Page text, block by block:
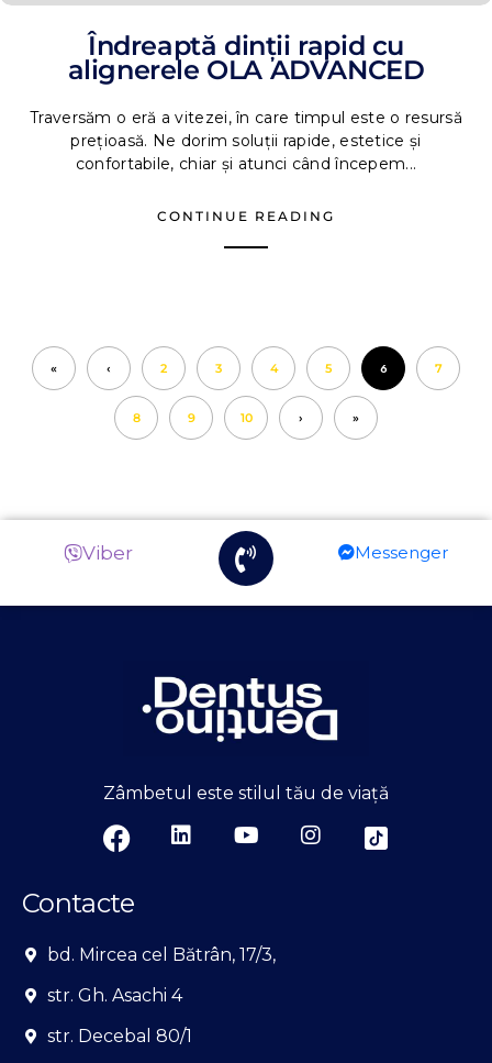
Îndreaptă dinții rapid cu
alignerele OLA ADVANCED
Traversăm o eră a vitezei, în care timpul este o resursă
prețioasă. Ne dorim soluții rapide, estetice și
confortabile, chiar și atunci când începem...
CONTINUE READING
« ‹ 2 3 4 5 6 7
8 9 10 › »
Viber Messenger
Zâmbetul este stilul tău de viață
Contacte
bd. Mircea cel Bătrân, 17/3,
str. Gh. Asachi 4
str. Decebal 80/1